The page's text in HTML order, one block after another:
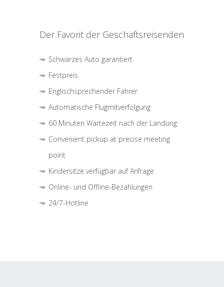
Der Favorit der Geschäftsreisenden
Schwarzes Auto garantiert
Festpreis
Englischsprechender Fahrer
Automatische Flugmitverfolgung
60 Minuten Wartezeit nach der Landung
Convenient pickup at precise meeting
point
Kindersitze verfügbar auf Anfrage
Online- und Offline-Bezahlungen
24/7-Hotline